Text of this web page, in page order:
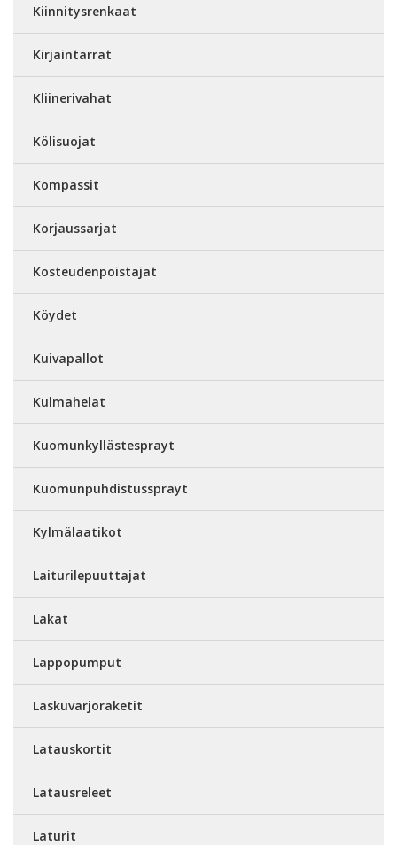
Kiinnitysrenkaat
Kirjaintarrat
Kliinerivahat
Kölisuojat
Kompassit
Korjaussarjat
Kosteudenpoistajat
Köydet
Kuivapallot
Kulmahelat
Kuomunkyllästesprayt
Kuomunpuhdistussprayt
Kylmälaatikot
Laiturilepuuttajat
Lakat
Lappopumput
Laskuvarjoraketit
Latauskortit
Latausreleet
Laturit